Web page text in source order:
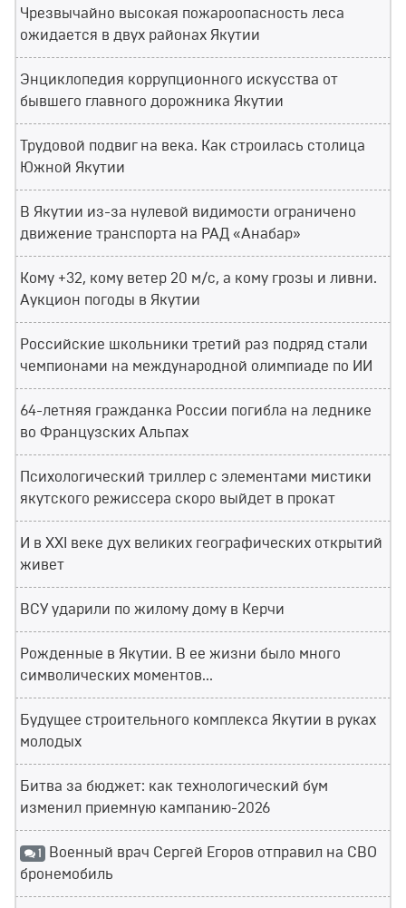
Чрезвычайно высокая пожароопасность леса
ожидается в двух районах Якутии
Энциклопедия коррупционного искусства от
бывшего главного дорожника Якутии
Трудовой подвиг на века. Как строилась столица
Южной Якутии
В Якутии из-за нулевой видимости ограничено
движение транспорта на РАД «Анабар»
Кому +32, кому ветер 20 м/с, а кому грозы и ливни.
Аукцион погоды в Якутии
Российские школьники третий раз подряд стали
чемпионами на международной олимпиаде по ИИ
64-летняя гражданка России погибла на леднике
во Французских Альпах
Психологический триллер с элементами мистики
якутского режиссера скоро выйдет в прокат
И в XXI веке дух великих географических открытий
живет
ВСУ ударили по жилому дому в Керчи
Рожденные в Якутии. В ее жизни было много
символических моментов...
Будущее строительного комплекса Якутии в руках
молодых
Битва за бюджет: как технологический бум
изменил приемную кампанию-2026
1 Военный врач Сергей Егоров отправил на СВО
бронемобиль